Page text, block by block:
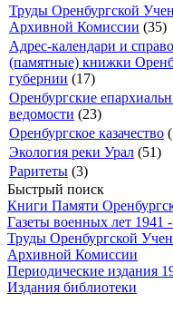
Труды Оренбургской
Архивной Комиссии (35)
Адрес-календари и
(памятные) книжки
губернии (17)
Оренбургские
ведомости (23)
Оренбургское казачество
Экология реки Урал (51)
Раритеты (3)
Быстрый поиск
Книги Памяти
Газеты военных лет 1941
Труды Оренбургской
Архивной Комиссии
Периодические издания
Издания библиотеки